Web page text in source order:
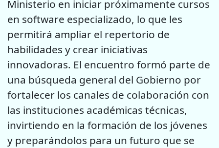
Ministerio en iniciar próximamente cursos
en software especializado, lo que les
permitirá ampliar el repertorio de
habilidades y crear iniciativas
innovadoras. El encuentro formó parte de
una búsqueda general del Gobierno por
fortalecer los canales de colaboración con
las instituciones académicas técnicas,
invirtiendo en la formación de los jóvenes
y preparándolos para un futuro que se